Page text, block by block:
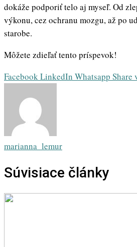
dokáže podporiť telo aj myseľ. Od
výkonu, cez ochranu mozgu, až po
starobe.
Môžete zdieľať tento príspevok!
FacebookLinkedIn Whatsapp Share
marianna_lemur
Súvisiace články